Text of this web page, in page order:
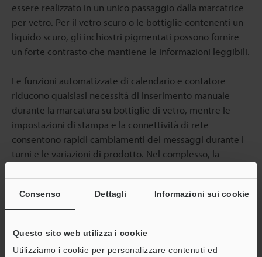
Consenso Dettagli Informazioni sui cookie
Questo sito web utilizza i cookie
Utilizziamo i cookie per personalizzare contenuti ed
essere realizzato in un unico passaggio dalla marcatrice
per vetro. Per il vetro scuro o le bottiglie contenenti un
liquido scuro, gli inchiostri pigmentati possono fornire
un forte contrasto che mantiene le informazioni leggibili.
Le funzioni automatizzate di calendario e contatore
riducono qualsiasi necessità di inserimento manuale
durante la marcatura su bottiglie di vetro, mentre le
impostazioni di stampa e la connettività di rete
consentono rapidi cambiamenti dei messaggi durante i
turni e le variazioni di prodotto. Nel complesso, la
sul vetro